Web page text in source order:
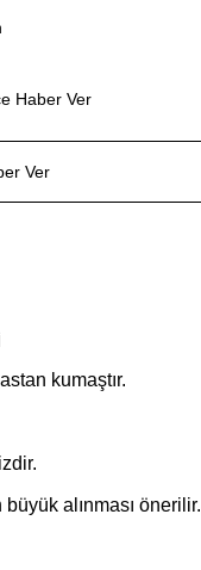
Haber Ver
Ver
kumaştır.
alınması önerilir.